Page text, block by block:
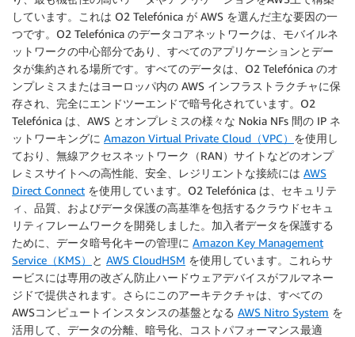
しています。これは O2 Telefónica が AWS を選んだ主な要因の一
つです。O2 Telefónica のデータコアネットワークは、モバイルネ
ットワークの中心部分であり、すべてのアプリケーションとデー
タが集約される場所です。すべてのデータは、O2 Telefónica のオ
ンプレミスまたはヨーロッパ内の AWS インフラストラクチャに保
存され、完全にエンドツーエンドで暗号化されています。O2
Telefónica は、AWS とオンプレミスの様々な Nokia NFs 間の IP ネ
ットワーキングに Amazon Virtual Private Cloud（VPC） を使用し
ており、無線アクセスネットワーク（RAN）サイトなどのオンプ
レミスサイトへの高性能、安全、レジリエントな接続には AWS
Direct Connect を使用しています。O2 Telefónica は、セキュリテ
ィ、品質、およびデータ保護の高基準を包括するクラウドセキュ
リティフレームワークを開発しました。加入者データを保護する
ために、データ暗号化キーの管理に Amazon Key Management
Service（KMS）
と AWS CloudHSM を使用しています。これらサ
ービスには専用の改ざん防止ハードウェアデバイスがフルマネー
ジドで提供されます。さらにこのアーキテクチャは、すべての
AWSコンピュートインスタンスの基盤となる AWS Nitro System を
活用して、データの分離、暗号化、コストパフォーマンス最適